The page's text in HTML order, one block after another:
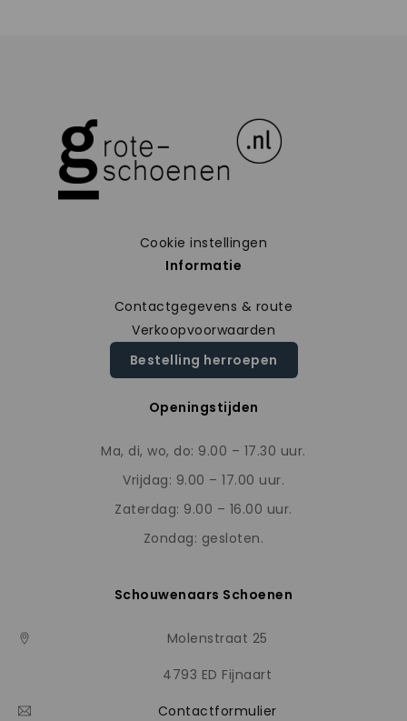
Cookie instellingen
Informatie
Contactgegevens & route
Verkoopvoorwaarden
Bestelling herroepen
Openingstijden
Ma, di, wo, do: 9.00 – 17.30 uur.
Vrijdag: 9.00 – 17.00 uur.
Zaterdag: 9.00 – 16.00 uur.
Zondag: gesloten.
Schouwenaars Schoenen
Molenstraat 25
4793 ED Fijnaart
Contactformulier